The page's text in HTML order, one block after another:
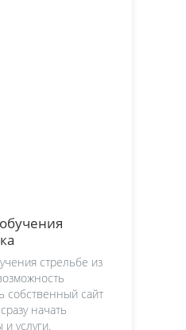
стрельбе из
собственный сайт
начать
услуги.